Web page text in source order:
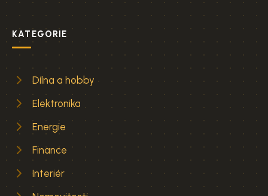
KATEGORIE
Dílna a hobby
Elektronika
Energie
Finance
Interiér